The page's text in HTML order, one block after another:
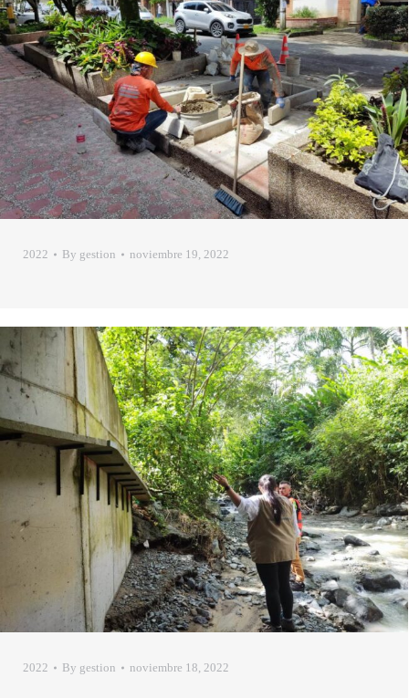
2022 By gestion noviembre 19, 2022
2022 By gestion noviembre 18, 2022